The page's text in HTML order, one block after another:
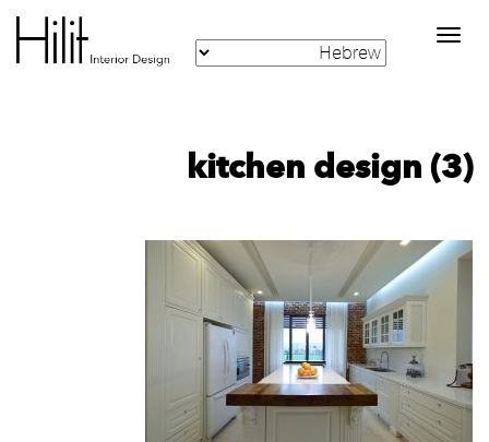
Toggle
navigation
kitchen design (3)